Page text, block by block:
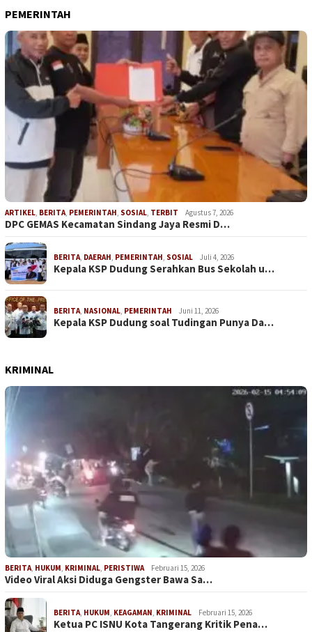
PEMERINTAH
ARTIKEL, BERITA, PEMERINTAH, SOSIAL, TERBIT Agustus 7, 2026
DPC GEMAS Kecamatan Sindang Jaya Resmi D…
BERITA, DAERAH, PEMERINTAH, SOSIAL Juli 4, 2026
Kepala KSP Dudung Serahkan Bus Sekolah u…
BERITA, NASIONAL, PEMERINTAH Juni 11, 2026
Kepala KSP Dudung soal Tudingan Punya Da…
KRIMINAL
BERITA, HUKUM, KRIMINAL, PERISTIWA Februari 15, 2026
Video Viral Aksi Diduga Gengster Bawa Sa…
BERITA, HUKUM, KEAGAMAN, KRIMINAL Februari 15, 2026
Ketua PC ISNU Kota Tangerang Kritik Pena…